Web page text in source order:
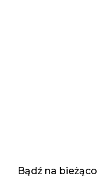
Bądź na bieżąco